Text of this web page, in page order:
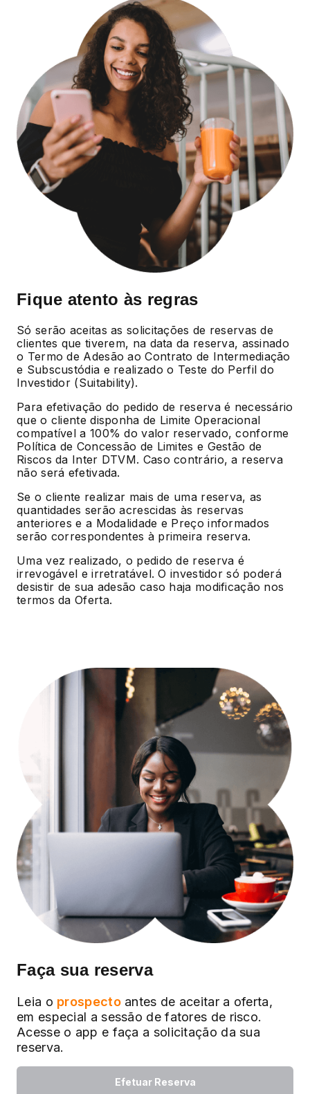
Fique atento às regras
Só serão aceitas as solicitações de reservas de
clientes que tiverem, na data da reserva, assinado
o Termo de Adesão ao Contrato de Intermediação
e Subscustódia e realizado o Teste do Perfil do
Investidor (Suitability).
Para efetivação do pedido de reserva é necessário
que o cliente disponha de Limite Operacional
compatível a 100% do valor reservado, conforme
Política de Concessão de Limites e Gestão de
Riscos da Inter DTVM. Caso contrário, a reserva
não será efetivada.
Se o cliente realizar mais de uma reserva, as
quantidades serão acrescidas às reservas
anteriores e a Modalidade e Preço informados
serão correspondentes à primeira reserva.
Uma vez realizado, o pedido de reserva é
irrevogável e irretratável. O investidor só poderá
desistir de sua adesão caso haja modificação nos
termos da Oferta.
Faça sua reserva
Leia o prospecto antes de aceitar a oferta,
em especial a sessão de fatores de risco.
Acesse o app e faça a solicitação da sua
reserva.
Efetuar Reserva